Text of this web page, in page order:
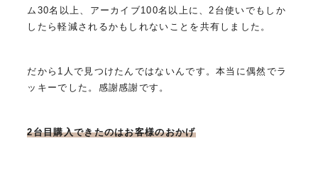
ム30名以上、アーカイブ100名以上に、2台使いでもしか
したら軽減されるかもしれないことを共有しました。
だから1人で見つけたんではないんです。本当に偶然でラ
ッキーでした。感謝感謝です。
2台目購入できたのはお客様のおかげ